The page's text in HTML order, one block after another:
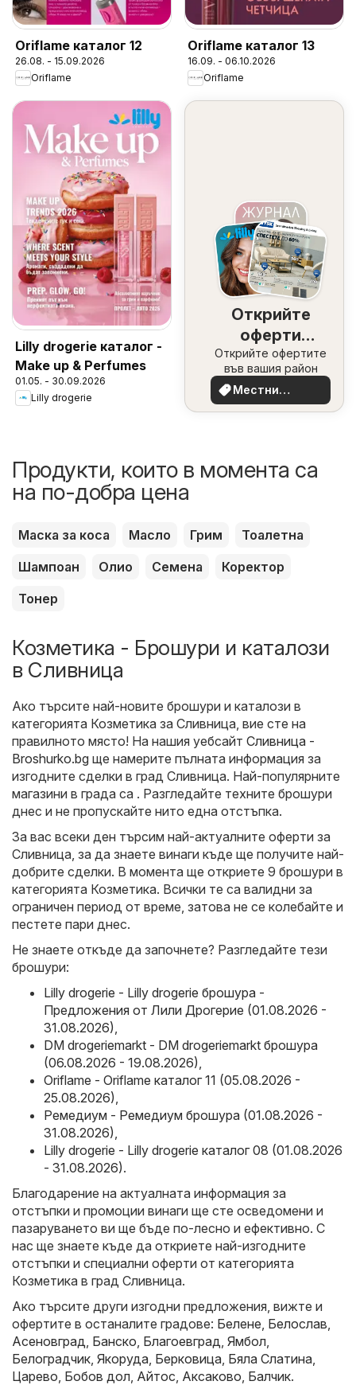
Oriflame каталог 12
26.08. - 15.09.2026
Oriflame
Oriflame каталог 13
16.09. - 06.10.2026
Oriflame
Lilly drogerie каталог -
Make up & Perfumes
01.05. - 30.09.2026
Lilly drogerie
Открийте
оферти
наблизо
Открийте офертите
във вашия район
Местни
оферти
Продукти, които в момента са
на по-добра цена
Маска за коса Масло Грим
Тоалетна
Шампоан
Олио Семена
Коректор
Тонер
Козметика - Брошури и каталози
в Сливница
Ако търсите най-новите брошури и каталози в
категорията Козметика за Сливница, вие сте на
правилното място! На нашия уебсайт Сливница -
Broshurko.bg ще намерите пълната информация за
изгодните сделки в град Сливница. Най-популярните
магазини в града са . Разгледайте техните брошури
днес и не пропускайте нито една отстъпка.
За вас всеки ден търсим най-актуалните оферти за
Сливница, за да знаете винаги къде ще получите най-
добрите сделки. В момента ще откриете 9 брошури в
категорията Козметика. Всички те са валидни за
ограничен период от време, затова не се колебайте и
пестете пари днес.
Не знаете откъде да започнете? Разгледайте тези
брошури:
Lilly drogerie - Lilly drogerie брошура -
Предложения от Лили Дрогерие (01.08.2026 -
31.08.2026)
DM drogeriemarkt - DM drogeriemarkt брошура
(06.08.2026 - 19.08.2026)
Oriflame - Oriflame каталог 11 (05.08.2026 -
25.08.2026)
Ремедиум - Ремедиум брошура (01.08.2026 -
31.08.2026)
Lilly drogerie - Lilly drogerie каталог 08 (01.08.2026
- 31.08.2026).
Благодарение на актуалната информация за
отстъпки и промоции винаги ще сте осведомени и
пазаруването ви ще бъде по-лесно и ефективно. С
нас ще знаете къде да откриете най-изгодните
отстъпки и специални оферти от категорията
Козметика в град Сливница.
Ако търсите други изгодни предложения, вижте и
офертите в останалите градове: Белене Белослав
Асеновград Банско Благоевград Ямбол
Белоградчик Якоруда Берковица Бяла Слатина
Царево Бобов дол Айтос Аксаково Балчик.